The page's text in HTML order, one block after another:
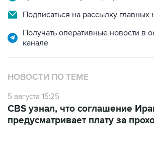
Подписаться на рассылку главных
Получать оперативные новости в
канале
НОВОСТИ ПО ТЕМЕ
5 августа 15:25
CBS узнал, что соглашение
предусматривает плату за